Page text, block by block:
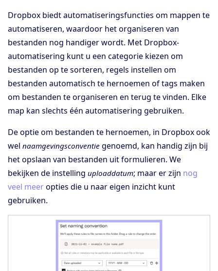
Dropbox biedt automatiseringsfuncties om mappen te
automatiseren, waardoor het organiseren van
bestanden nog handiger wordt. Met Dropbox-
automatisering kunt u een categorie kiezen om
bestanden op te sorteren, regels instellen om
bestanden automatisch te hernoemen of tags maken
om bestanden te organiseren en terug te vinden. Elke
map kan slechts één automatisering gebruiken.
De optie om bestanden te hernoemen, in Dropbox ook
wel naamgevingsconventie genoemd, kan handig zijn bij
het opslaan van bestanden uit formulieren. We
bekijken de instelling uploaddatum; maar er zijn nog
veel meeropties die u naar eigen inzicht kunt
gebruiken.